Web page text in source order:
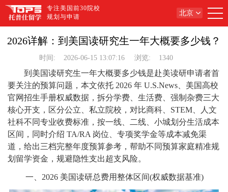
专注美国前30院校
规划与申请
北京
2026详解：到美国读研究生一年大概要多少钱？
时间: 2026-06-15 13:07:16 浏览: 1340
到美国读研究生一年大概要多少钱是赴美读研申请者首
要关注的预算问题，本文依托 2026 年 U.S.News、美国高校
官网招生手册权威数据，拆分学费、生活费、强制杂费三大
核心开支，区分公立、私立院校，对比商科、STEM、人文
社科不同专业收费标准，按一线、二线、小城划分生活成本
区间，同时介绍 TA/RA 岗位、专项奖学金等成本减免渠
道，给出三档完整年度预算参考，帮助不同预算家庭精准规
划留学资金，规避隐性支出超支风险。
一、2026 美国读研总费用整体区间(权威数据基准)